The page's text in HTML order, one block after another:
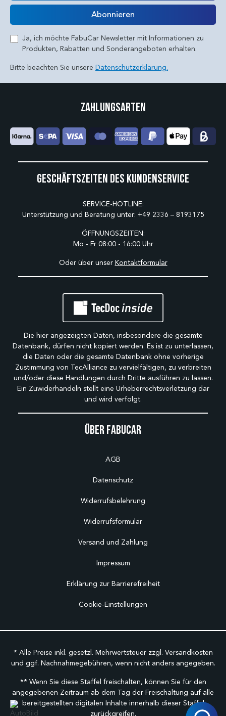
E-Mail
Abonnieren
Ja, ich möchte FabuCar Newsletter mit Informationen zu
Produkten, Rabatten und Sonderangeboten erhalten.
Bitte beachten Sie unsere Datenschutzerklärung.
Über Fabucar
AGB
Datenschutz
Widerrufsbelehrung
Widerrufsformular
Versand und Zahlung
Impressum
Erklärung zur Barrierefreiheit
Cookie-Einstellungen
Geschäftszeiten des Kundenservice
SERVICE-HOTLINE:
Unterstützung und Beratung unter: +49 2336 – 8193175
ÖFFNUNGSZEITEN:
Mo - Fr 08:00 - 16:00 Uhr
Oder über unser Kontaktformular
Zahlungsarten
Die hier angezeigten Daten, insbesondere die gesamte
Datenbank, dürfen nicht kopiert werden. Es ist zu unterlassen,
die Daten oder die gesamte Datenbank ohne vorherige
Zustimmung von TecAlliance zu vervielfältigen, zu verbreiten
und/oder diese Handlungen durch Dritte ausführen zu lassen.
Ein Zuwiderhandeln stellt eine Urheberrechtsverletzung dar
und wird verfolgt.
* Alle Preise inkl. gesetzl. Mehrwertsteuer zzgl. Versandkosten
und ggf. Nachnahmegebühren, wenn nicht anders angegeben.
** Wenn Sie diese Staffel freischalten, können Sie für den
angegebenen Zeitraum ab dem Tag der Freischaltung auf alle
bereitgestellten digitalen Inhalte innerhalb dieser Staffel
zurückgreifen.